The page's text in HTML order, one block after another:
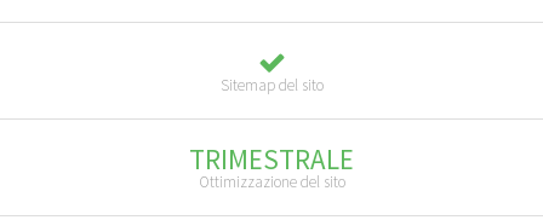
Sitemap del sito
TRIMESTRALE
Ottimizzazione del sito